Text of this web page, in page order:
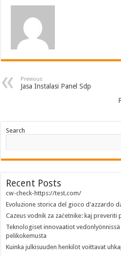
Previous
Jasa Instalasi Panel Sdp
Search
Recent Posts
cw-check-https://test.com/
Evoluzione storica del gioco d'azzardo
Cazeus vodnik za začetnike: kaj
Teknologiset innovaatiot
pelikokemusta
Kuinka julkisuuden henkilöt voittavat